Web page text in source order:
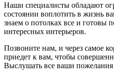
Наши специалисты обладают
состоянии воплотить в жизнь
знаем о потолках все и готовы
интересных интерьеров.
Позвоните нам, и через самое
приедет к вам, чтобы
Выслушать все ваши пожелания